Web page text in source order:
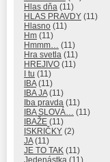
Hlas dňa (11)
HLAS PRAVDY (11)
Hlasno (11)
Hm (11)
Hmmm… (11)
Hra svetla (11)
HREJIVO (11)
I tu (11)
IBA(11)
IBA JA(11)
Iba pravda (11)
IBA SLOVÁ… (11)
IBAŽE (11)
ISKRIČKY (2)
JA(11)
JE TO TAK (11)
Jedenástka (11)